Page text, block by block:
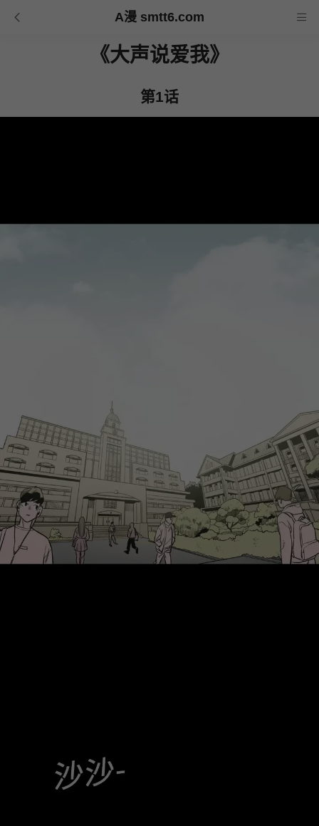
A漫 smtt6.com
《大声说爱我》
第1话